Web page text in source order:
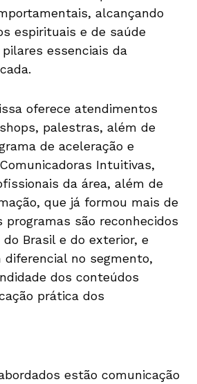
alcançando
espirituais e de saúde
essenciais da
oferece atendimentos
palestras, além de
de aceleração e
Intuitivas,
da área, além de
que já formou mais de
programas são reconhecidos
Brasil e do exterior, e
no segmento,
dos conteúdos
prática dos
estão comunicação